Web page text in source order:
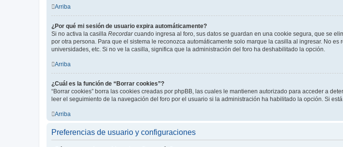
Arriba
¿Por qué mi sesión de usuario expira automáticamente?
Si no activa la casilla Recordarcuando ingresa al foro, sus datos se guardan en una cookie segura, que se
por otra persona. Para que el sistema le reconozca automáticamente solo marque la casilla al ingresar. No
universidades, etc. Si no ve la casilla, significa que la administración del foro ha deshabilitado la opción.
Arriba
¿Cuál es la función de “Borrar cookies”?
“Borrar cookies” borra las cookies creadas por phpBB, las cuales le mantienen autorizado para acceder a
leer el seguimiento de la navegación del foro por el usuario si la administración ha habilitado la opción. Si
Arriba
Preferencias de usuario y configuraciones